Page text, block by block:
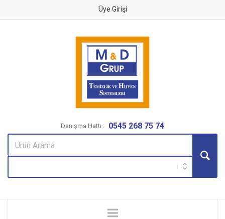
Üye Girişi
Danışma Hattı : 0545 268 75 74